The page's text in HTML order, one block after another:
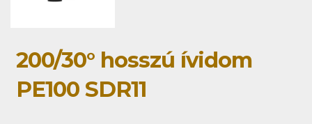
200/30° hosszú ívidom
PE100 SDR11